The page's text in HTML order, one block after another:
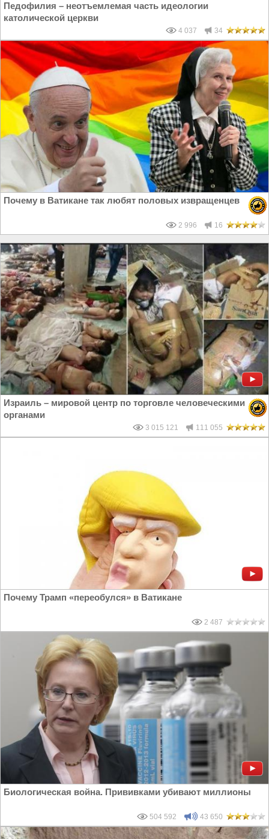
Педофилия – неотъемлемая часть идеологии
католической церкви
4 037 34
Почему в Ватикане так любят половых извращенцев
2 996 16
Израиль – мировой центр по торговле человеческими
органами
3 015 121 111 055
Почему Трамп «переобулся» в Ватикане
2 487
Биологическая война. Прививками убивают миллионы
504 592 43 650